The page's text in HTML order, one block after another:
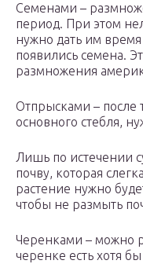
Семенами –
период. При этом
нужно дать им
появились семена.
размножения
Отпрысками – после
основного стебля,
Лишь по истечении
почву, которая
растение нужно
чтобы не размыть
Черенками – можно
черенке есть хотя